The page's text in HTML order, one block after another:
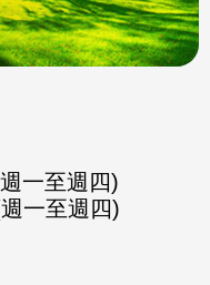
一至週四)
一至週四)